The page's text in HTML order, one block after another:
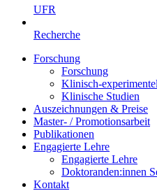
UFR
Recherche
Forschung
Forschung
Klinisch-
Klinische Studien
Auszeichnungen & Preise
Master- / Promotionsarbeit
Publikationen
Engagierte Lehre
Engagierte Lehre
Doktoranden:innen
Kontakt